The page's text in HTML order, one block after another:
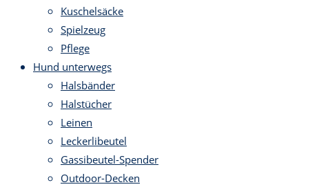
Kuschelsäcke
Spielzeug
Pflege
Hund unterwegs
Halsbänder
Halstücher
Leinen
Leckerlibeutel
Gassibeutel-Spender
Outdoor-Decken